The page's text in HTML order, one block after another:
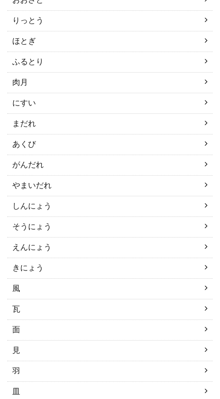
りっとう
ほとぎ
ふるとり
肉月
にすい
まだれ
あくび
がんだれ
やまいだれ
しんにょう
そうにょう
えんにょう
きにょう
風
瓦
面
見
羽
皿